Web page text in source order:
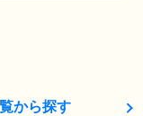
から探す